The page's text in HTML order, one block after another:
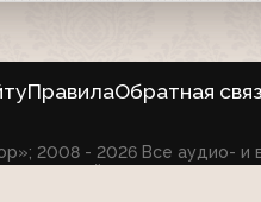
ПравилаОбратная
2008 - 2026 Все аудио-